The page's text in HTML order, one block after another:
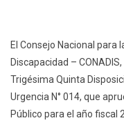
El Consejo Nacional para
Discapacidad –
Trigésima Quinta
Urgencia N° 014, que
Público para el año fiscal